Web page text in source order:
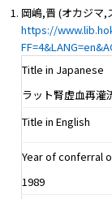
岡嶋,晋 (オカジマ,
https://
Title in Japanese
ラット腎虚血再灌
Title in English
Year of conferral
1989